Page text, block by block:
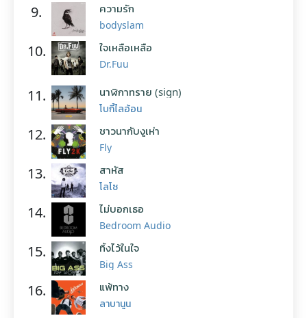
9. ความรัก
bodyslam
10. ใจเหลือเหลือ
Dr.Fuu
11. นาฬิกาทราย (sign)
โบกี้ไลอ้อน
12. ชาวนากับงูเห่า
Fly
13. สาหัส
โลโซ
14. ไม่บอกเธอ
Bedroom Audio
15. ทิ้งไว้ในใจ
Big Ass
16. แพ้ทาง
ลาบานูน